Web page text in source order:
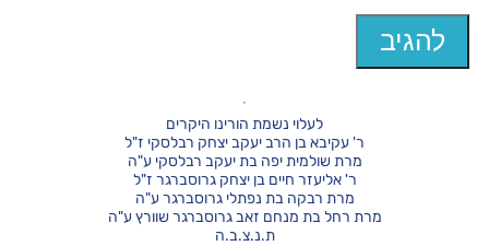
לעלוי נשמת הורינו היקרים
ר' עקיבא בן הרב יעקב יצחק רבלסקי ז"ל
מרת שולמית יפה בת יעקב רבלסקי ע"ה
ר' אליעזר חיים בן יצחק גרוסברגר ז"ל
מרת רבקה בת נפתלי גרוסברגר ע"ה
מרת רחל בת מנחם זאב גרוסברגר שוורץ ע"ה
ת.נ.צ.ב.ה